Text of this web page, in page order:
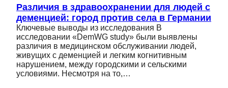
Различия в здравоохранении для людей с
деменцией: город против села в Германии
Ключевые выводы из исследования В
исследовании «DemWG study» были выявлены
различия в медицинском обслуживании людей,
живущих с деменцией и легким когнитивным
нарушением, между городскими и сельскими
условиями. Несмотря на то,…